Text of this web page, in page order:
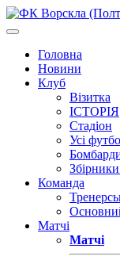
Головна
Новини
Клуб
Візитка
ІСТОРІЯ
Стадіон
Усі
Команда
Матчі
Матчі